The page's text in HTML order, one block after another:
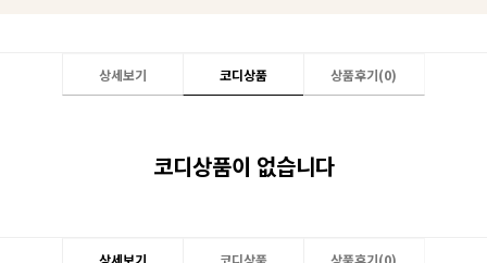
상세보기 코디상품 상품후기(0)
코디상품이 없습니다
상세보기 코디상품 상품후기(0)